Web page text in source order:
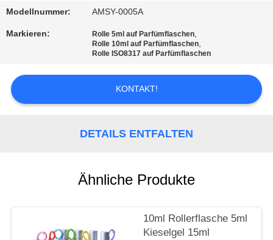
KONTAKT
MIT
NACHRICHT
ANFORDERN
SITEMAP
Modellnummer: AMSY-0005A
Markieren: Rolle 5ml auf Parfümflaschen,
Rolle 10ml auf Parfümflaschen,
Rolle ISO8317 auf Parfümflaschen
KONTAKT!
DETAILS ENTFALTEN
Ähnliche Produkte
10ml Rollerflasche 5ml
Kieselgel 15ml